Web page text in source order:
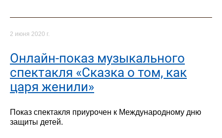
2 июня 2020 г.
Онлайн-показ музыкального
спектакля «Сказка о том, как
царя женили»
Показ спектакля приурочен к Международному дню
защиты детей.